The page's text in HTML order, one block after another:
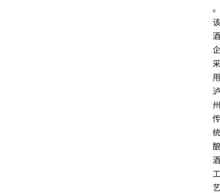
。
该
酒
企
采
用
泸
州
传
统
酿
酒
工
艺